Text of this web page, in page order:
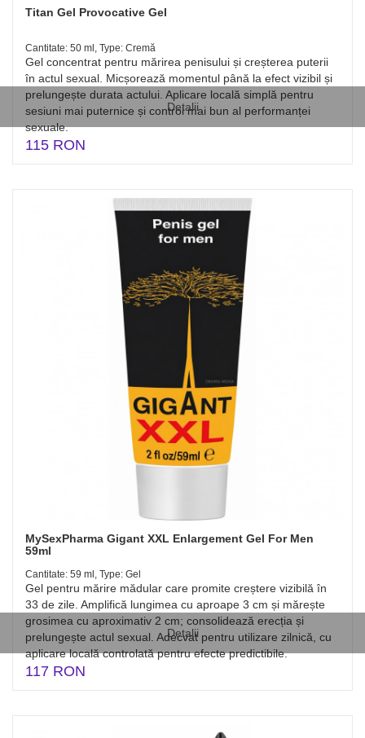
Detalii
Titan Gel Provocative Gel
Cantitate: 50 ml, Type: Cremă
Gel concentrat pentru mărirea penisului și creșterea puterii
în actul sexual. Micșorează momentul până la efect vizibil și
prelungește durata actului. Aplicare locală simplă pentru
sesiuni mai puternice și control mai bun al performanței
sexuale.
115 RON
Detalii
MySexPharma Gigant XXL Enlargement Gel For Men
59ml
Cantitate: 59 ml, Type: Gel
Gel pentru mărire mădular care promite creștere vizibilă în
33 de zile. Amplifică lungimea cu aproape 3 cm și mărește
grosimea cu aproximativ 2 cm; consolidează erecția și
prelungește actul sexual. Adecvat pentru utilizare zilnică, cu
aplicare locală controlată pentru efecte predictibile.
117 RON